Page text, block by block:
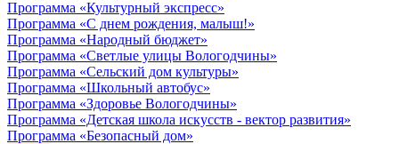
Программа «Культурный экспресс»
Программа «С днем рождения, малыш!»
Программа «Народный бюджет»
Программа «Светлые улицы Вологодчины»
Программа «Сельский дом культуры»
Программа «Школьный автобус»
Программа «Здоровье Вологодчины»
Программа «Детская школа искусств - вектор развития»
Программа «Безопасный дом»